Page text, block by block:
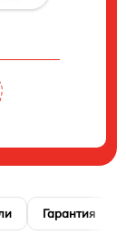
Гарантия